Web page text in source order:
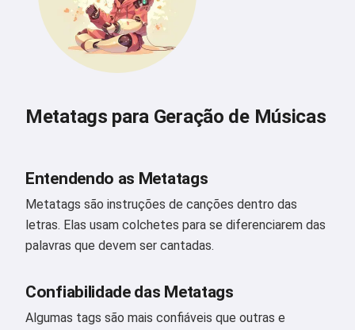
Metatags para Geração de Músicas
Entendendo as Metatags
Metatags são instruções de canções dentro das
letras. Elas usam colchetes para se diferenciarem das
palavras que devem ser cantadas.
Confiabilidade das Metatags
Algumas tags são mais confiáveis que outras e